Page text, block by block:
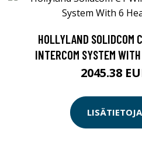
HOLLYLAND SOLIDCOM
INTERCOM SYSTEM
2045.38
LISÄTIETOJA